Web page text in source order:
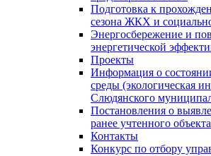
Подготовка к
сезона ЖКХ и
Энергосбережение и
энергетической
Проекты
Информация о
среды (экологическая
Слюдянского
Постановления о
ранее учтенного
Контакты
Конкурс по отбору